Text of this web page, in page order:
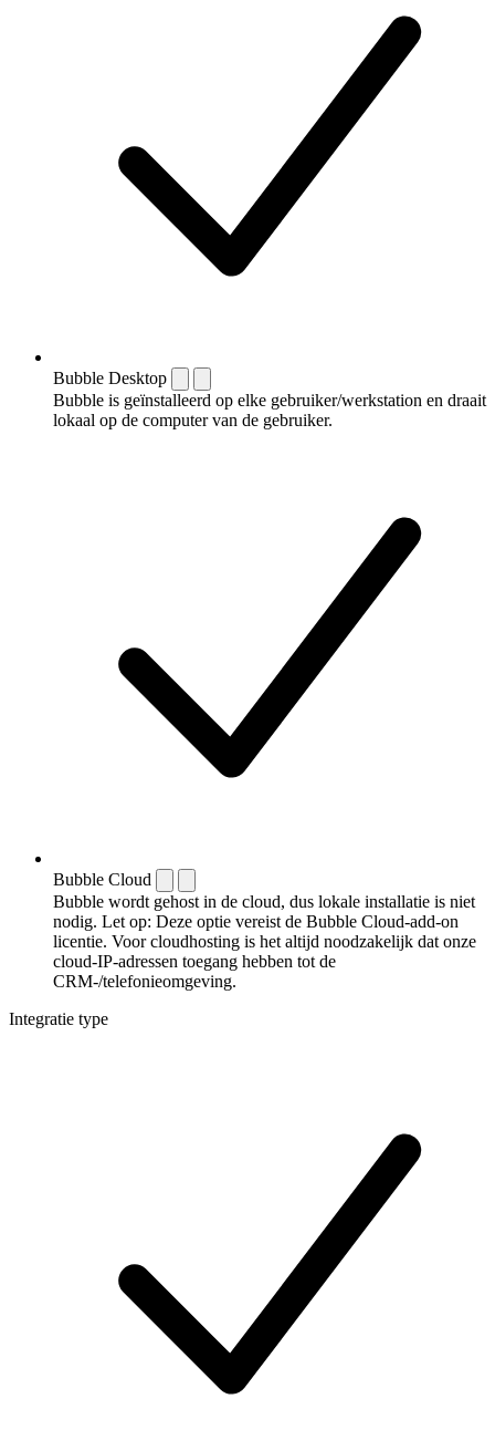
Bubble Desktop
Bubble is geïnstalleerd op elke gebruiker/werkstation en draait
lokaal op de computer van de gebruiker.
Bubble Cloud
Bubble wordt gehost in de cloud, dus lokale installatie is niet
nodig. Let op: Deze optie vereist de Bubble Cloud-add-on
licentie. Voor cloudhosting is het altijd noodzakelijk dat onze
cloud-IP-adressen toegang hebben tot de
CRM-/telefonieomgeving.
Integratie type